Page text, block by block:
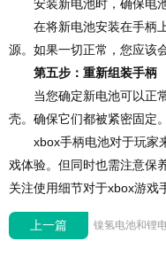
安装新电池时，确保电池
在将新电池安装在手柄上
源。如果一切正常，您应该
第五步：重新组装手柄
当您确定新电池可以正常
壳。确保它们都被紧密固定。
xbox手柄电池对于玩家来
戏体验。但同时也需注意保
关注使用细节对于xbox游戏
上一篇